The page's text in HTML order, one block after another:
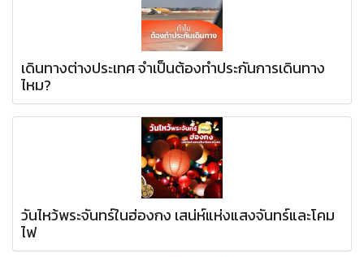
เดินทางต่างประเทศ จำเป็นต้องทำประกันการเดินทาง
ไหม?
วันไหว้พระจันทร์ในฮ่องกง เสน่ห์แห่งแสงจันทร์และโคม
ไฟ